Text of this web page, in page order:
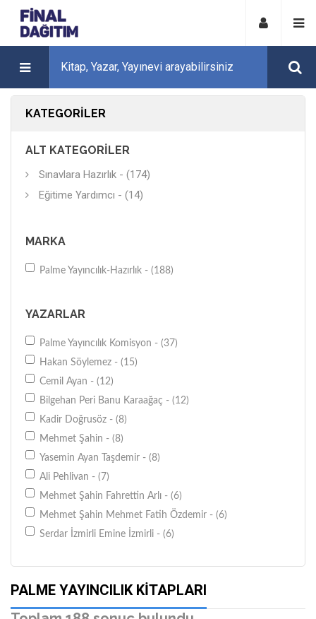
KATEGORILER
ALT KATEGORILER
Sınavlara Hazırlık - (174)
Eğitime Yardımcı - (14)
MARKA
Palme Yayıncılık-Hazırlık - (188)
YAZARLAR
Palme Yayıncılık Komisyon - (37)
Hakan Söylemez - (15)
Cemil Ayan - (12)
Bilgehan Peri Banu Karaağaç - (12)
Kadir Doğrusöz - (8)
Mehmet Şahin - (8)
Yasemin Ayan Taşdemir - (8)
Ali Pehlivan - (7)
Mehmet Şahin Fahrettin Arlı - (6)
Mehmet Şahin Mehmet Fatih Özdemir - (6)
Serdar İzmirli Emine İzmirli - (6)
Halil Özsu Nihat Baştürk - (5)
Cemal Çelik - (4)
PALME YAYINCILIK KITAPLARI